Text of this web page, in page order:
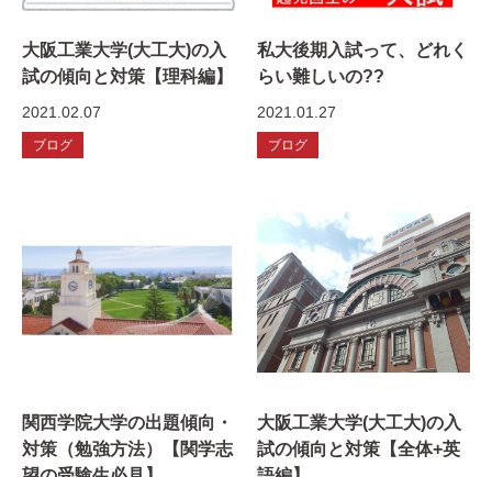
大阪工業大学(大工大)の入
試の傾向と対策【理科編】
2021.02.07
ブログ
私大後期入試って、どれく
らい難しいの??
2021.01.27
ブログ
関西学院大学の出題傾向・
対策（勉強方法）【関学志
大阪工業大学(大工大)の入
試の傾向と対策【全体+英